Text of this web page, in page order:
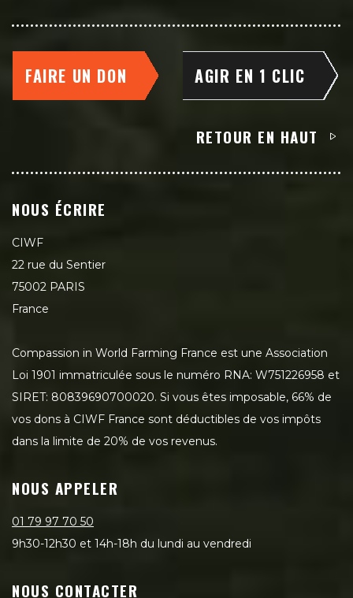
FAIRE UN DON AGIR EN 1 CLIC
RETOUR EN HAUT
NOUS ÉCRIRE
CIWF
22 rue du Sentier
75002 PARIS
France
Compassion in World Farming France est une Association
Loi 1901 immatriculée sous le numéro RNA: W751226958 et
SIRET: 80839690700020. Si vous êtes imposable, 66% de
vos dons à CIWF France sont déductibles de vos impôts
dans la limite de 20% de vos revenus.
NOUS APPELER
01 79 97 70 50
9h30-12h30 et 14h-18h du lundi au vendredi
NOUS CONTACTER